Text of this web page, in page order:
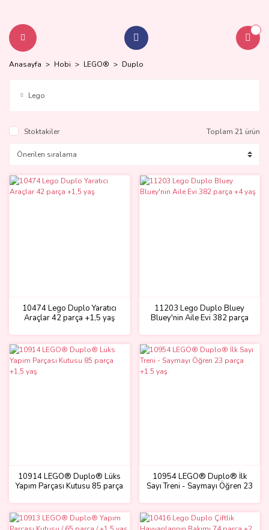
Anasayfa Hobi LEGO® Duplo
Lego
Stoktakiler Toplam 21 ürün
10474 Lego Duplo Yaratıcı
Araçlar 42 parça +1,5 yaş
11203 Lego Duplo Bluey
Bluey'nin Aile Evi 382 parça
10914 LEGO® Duplo® Lüks
Yapım Parçası Kutusu 85 parça
10954 LEGO® Duplo® İlk
Sayı Treni - Saymayı Öğren 23